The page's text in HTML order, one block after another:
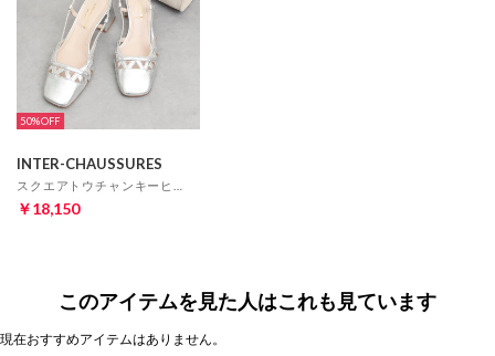
50%
INTER-CHAUSSURES
￥18,150
このアイテムを見た人はこれも見ています
現在おすすめアイテムはありません。